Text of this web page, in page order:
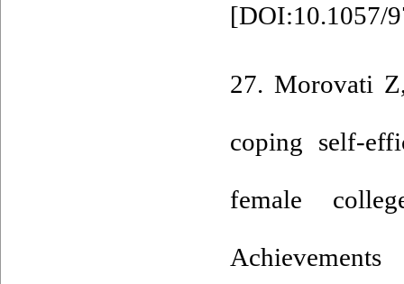
[DOI:10.1057/
27. Morovati
coping self-
female